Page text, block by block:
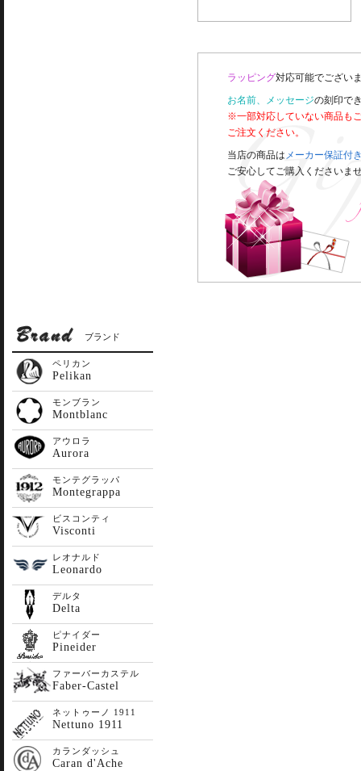
ラッピング対応可能でござい
お名前、メッセージの刻印で
※一部対応していない商品も
ご注文ください。
当店の商品は メーカー保証付
ご安心してご購入くださいま
ブランド
ペリカン
Pelikan
モンブラン
Montblanc
アウロラ
Aurora
モンテグラッパ
Montegrappa
ビスコンティ
Visconti
レオナルド
Leonardo
デルタ
Delta
ピナイダー
Pineider
ファーバーカステル
Faber-Castel
ネットゥーノ 1911
Nettuno 1911
カランダッシュ
Caran d'Ache